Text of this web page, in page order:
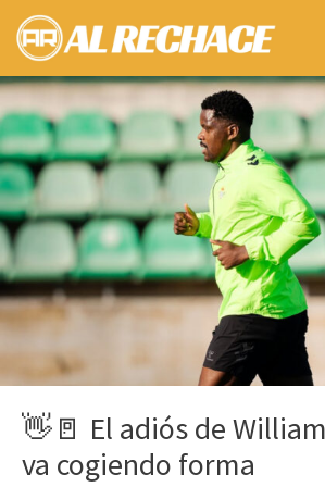
Saltar
contenido
👋🚪 El adiós de
va cogiendo forma